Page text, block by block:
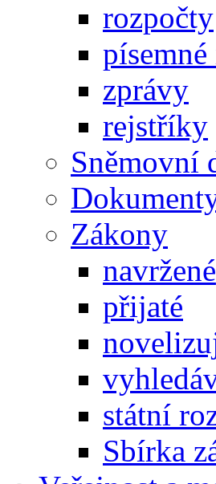
rozpočty
zprávy
rejstříky
Sněmovní
Zákony
navržené
přijaté
státní
Sbírka